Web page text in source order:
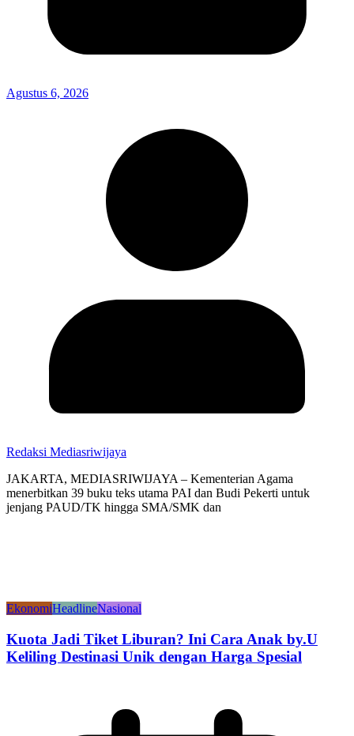
Agustus 6, 2026
Redaksi Mediasriwijaya
JAKARTA, MEDIASRIWIJAYA – Kementerian Agama
menerbitkan 39 buku teks utama PAI dan Budi Pekerti untuk
jenjang PAUD/TK hingga SMA/SMK dan
EkonomiHeadlineNasional
Kuota Jadi Tiket Liburan? Ini Cara Anak by.U
Keliling Destinasi Unik dengan Harga Spesial